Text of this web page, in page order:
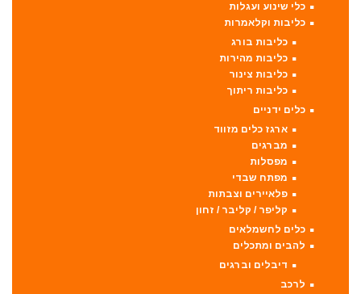
כלי שינוע ועגלות
כליבות וקלאמרות
כליבות בורג
כליבות מהירות
כליבות צינור
כליבות ריתוך
כלים ידניים
ארגז כלים מזווד
מברגים
מפסלות
מפתח שבדי
פלאיירים וצבתות
קליפר / קליבר / זחון
כלים לחשמלאים
להבים ומתכלים
דיבלים וברגים
לרכב